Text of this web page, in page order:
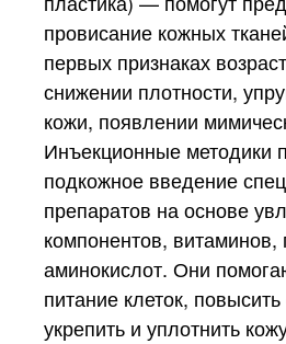
провисание кожных
первых признаках
снижении плотности,
кожи, появлении
Инъекционные методики
подкожное введение
препаратов на основе
компонентов, витаминов,
аминокислот. Они
питание клеток,
укрепить и уплотнить